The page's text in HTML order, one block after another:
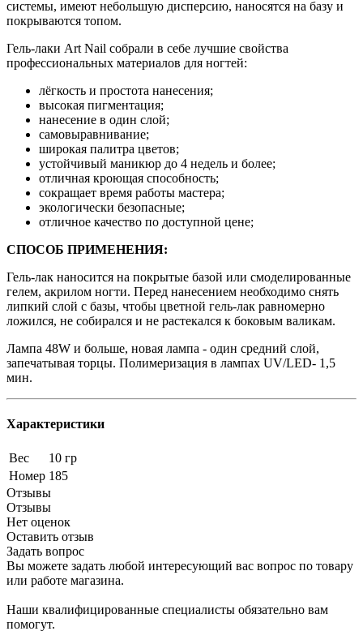
системы, имеют небольшую дисперсию, наносятся на базу и
покрываются топом.
Гель-лаки Art Nail собрали в себе лучшие свойства
профессиональных материалов для ногтей:
лёгкость и простота нанесения;
высокая пигментация;
нанесение в один слой;
самовыравнивание;
широкая палитра цветов;
устойчивый маникюр до 4 недель и более;
отличная кроющая способность;
сокращает время работы мастера;
экологически безопасные;
отличное качество по доступной цене;
СПОСОБ ПРИМЕНЕНИЯ:
Гель-лак наносится на покрытые базой или смоделированные
гелем, акрилом ногти. Перед нанесением необходимо снять
липкий слой с базы, чтобы цветной гель-лак равномерно
ложился, не собирался и не растекался к боковым валикам.
Лампа 48W и больше, новая лампа - один средний слой,
запечатывая торцы. Полимеризация в лампах UV/LED- 1,5
мин.
Характеристики
Вес
10 гр
Номер 185
Отзывы
Отзывы
Нет оценок
Оставить отзыв
Задать вопрос
Вы можете задать любой интересующий вас вопрос по товару
или работе магазина.
Наши квалифицированные специалисты обязательно вам
помогут.